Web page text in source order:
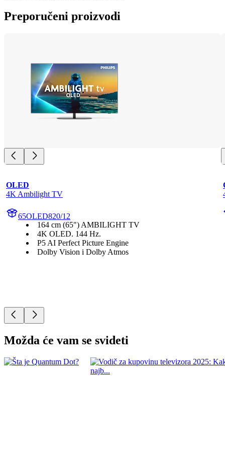
Preporučeni proizvodi
OLED
4K Ambilight TV
65OLED820/12
164 cm (65") AMBILIGHT TV
4K OLED. 144 Hz.
P5 AI Perfect Picture Engine
Dolby Vision i Dolby Atmos
Možda će vam se svideti